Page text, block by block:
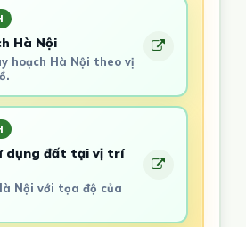
Hà Nội
hoạch Hà Nội theo vị
dụng đất tại vị trí
Nội với tọa độ của